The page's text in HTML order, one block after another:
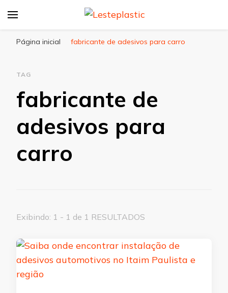
Página inicial fabricante de adesivos para carro
TAG
fabricante de
adesivos para
carro
Exibindo: 1 - 1 de 1 RESULTADOS